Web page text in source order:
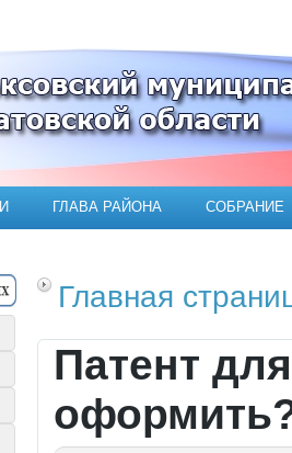
Марксовского
ГЛАВА РАЙОНА СОБРАНИЕ
Главная
Патент